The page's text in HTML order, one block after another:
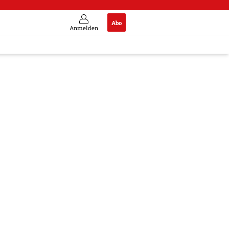
Anmelden
Abo